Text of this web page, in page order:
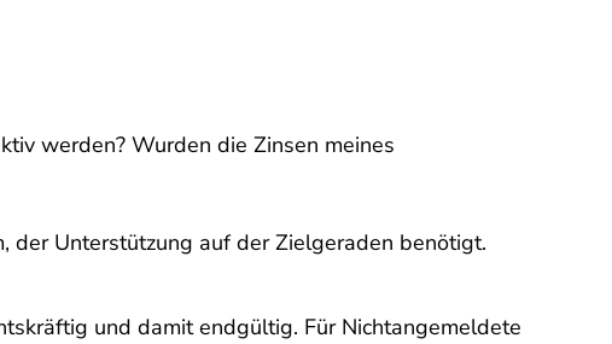
werden? Wurden die Zinsen meines
der Unterstützung auf der Zielgeraden benötigt.
und damit endgültig. Für Nichtangemeldete